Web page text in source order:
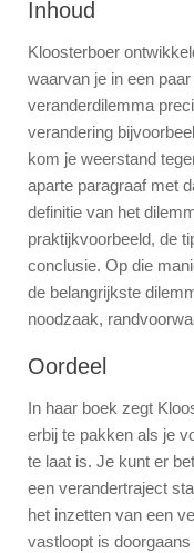
Inhoud
Kloosterboer
waarvan je in een
veranderdilemma
verandering
kom je weerstand
aparte paragraaf met
definitie van het
praktijkvoorbeeld, de
conclusie. Op die
de belangrijkste
noodzaak,
Oordeel
In haar boek zegt
erbij te pakken als je
te laat is. Je kunt er
een verandertraject
het inzetten van een
vastloopt is